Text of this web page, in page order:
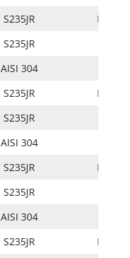
S235JR
ISO
S235JR
AISI 304
S235JR
ISO
S235JR
AISI 304
S235JR
ISO
S235JR
AISI 304
S235JR
ISO